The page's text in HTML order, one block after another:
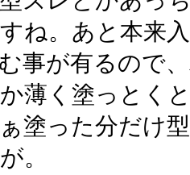
ね。あと本来
事が有るので
薄く塗っとく
塗った分だけ
。